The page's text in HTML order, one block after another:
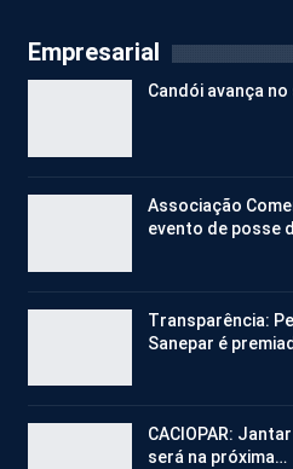
Empresarial
Candói avança
Associação
evento de posse
Transparência:
Sanepar é
CACIOPAR:
será na próxima…